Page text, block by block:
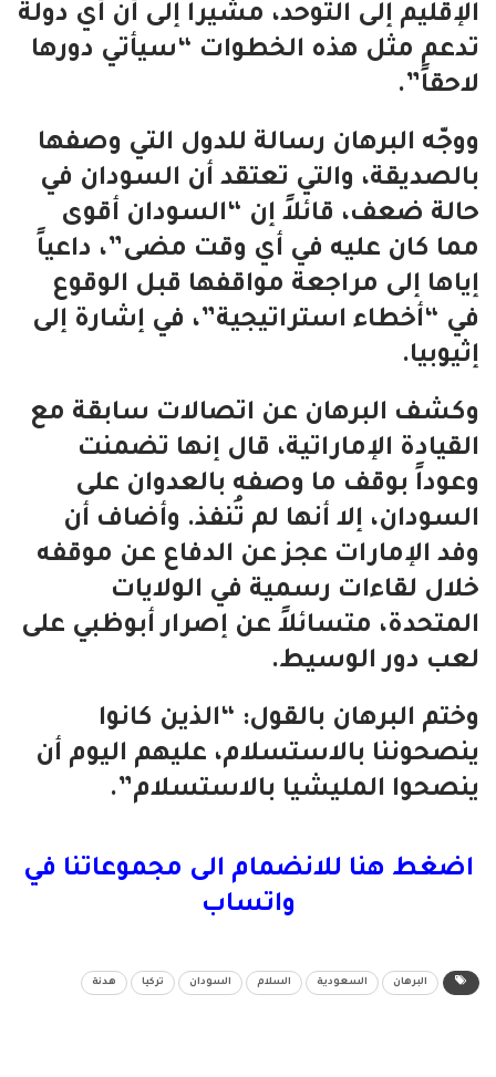
الإقليم إلى التوحد، مشيراً إلى أن أي دولة
تدعم مثل هذه الخطوات “سيأتي دورها
لاحقاً”.
ووجّه البرهان رسالة للدول التي وصفها
بالصديقة، والتي تعتقد أن السودان في
حالة ضعف، قائلاً إن “السودان أقوى
مما كان عليه في أي وقت مضى”، داعياً
إياها إلى مراجعة مواقفها قبل الوقوع
في “أخطاء استراتيجية”، في إشارة إلى
إثيوبيا.
وكشف البرهان عن اتصالات سابقة مع
القيادة الإماراتية، قال إنها تضمنت
وعوداً بوقف ما وصفه بالعدوان على
السودان، إلا أنها لم تُنفذ. وأضاف أن
وفد الإمارات عجز عن الدفاع عن موقفه
خلال لقاءات رسمية في الولايات
المتحدة، متسائلاً عن إصرار أبوظبي على
لعب دور الوسيط.
وختم البرهان بالقول: “الذين كانوا
ينصحوننا بالاستسلام، عليهم اليوم أن
ينصحوا المليشيا بالاستسلام”.
اضغط هنا للانضمام الى مجموعاتنا في
واتساب
البرهان السعودية السلام السودان تركيا هدنة